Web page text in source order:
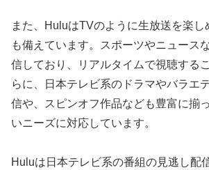
また、HuluはTVのように生放送を楽
も備えています。スポーツやニュース
信しており、リアルタイムで視聴する
らに、日本テレビ系のドラマやバラエ
信や、スピンオフ作品なども豊富に揃
いニーズに対応しています。
Huluは日本テレビ系の番組の見逃し配